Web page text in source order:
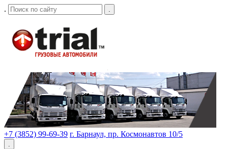
. .
+7 (3852) 99-69-39 г. Барнаул, пр. Космонавтов 10/5
.